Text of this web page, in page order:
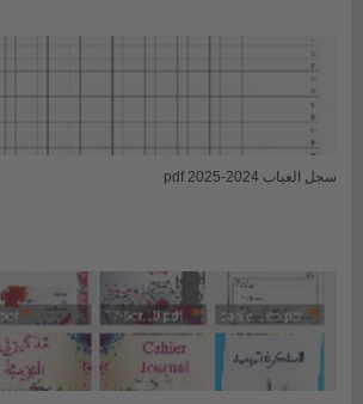
سجل الغياب 2024-2025 pdf